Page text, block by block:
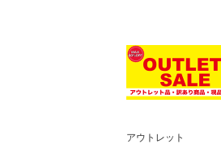
アウトレット